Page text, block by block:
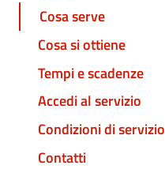
Cosa serve
Cosa si ottiene
Tempi e scadenze
Accedi al servizio
Condizioni di servizio
Contatti